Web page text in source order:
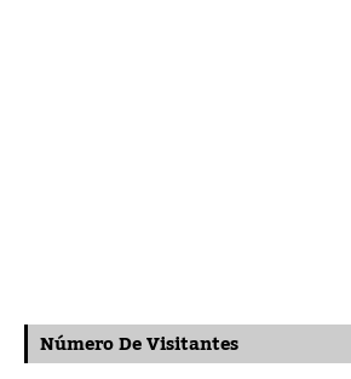
Número De Visitantes